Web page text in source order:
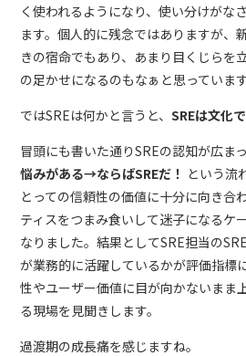
く使われるようになり、使い分けがな
ます。個人的に残念ではありますが、
きの宿命でもあり、あまり目くじらを
の足かせになるのもなぁと思っています
ではSREは何かと言うと、SREは文化
冒頭にも書いた通りSREの認知が広ま
悩みがある→ならばSREだ！ という流
とっての信頼性の価値に十分に向き合
ティスをつまみ食いして迷子になるケ
なりました。結果としてSRE担当の
が業務的に活躍しているかが評価指標
性やユーザー価値に目が向かないまま
る現場を見聞きします。
過渡期の成長痛を感じますね。